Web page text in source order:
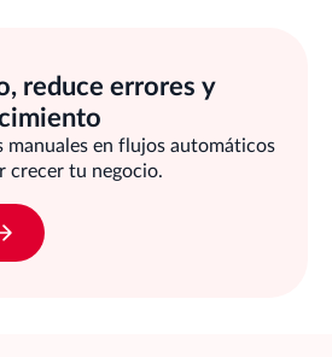
reduce errores y
manuales en flujos automáticos
crecer tu negocio.